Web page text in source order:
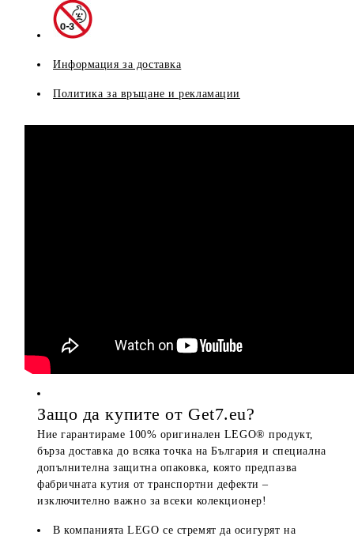
Информация за доставка
Политика за връщане и рекламации
Защо да купите от Get7.eu?
Ние гарантираме 100% оригинален LEGO® продукт,
бърза доставка до всяка точка на България и специална
допълнителна защитна опаковка, която предпазва
фабричната кутия от транспортни дефекти –
изключително важно за всеки колекционер!
В компанията LEGO се стремят да осигурят на